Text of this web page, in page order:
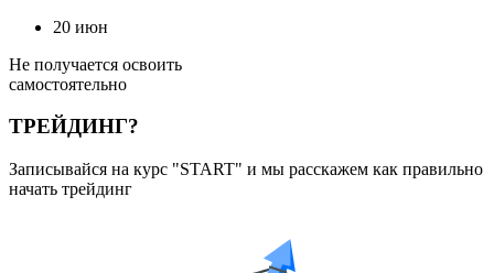
20 июн
Не получается освоить
самостоятельно
ТРЕЙДИНГ?
Записывайся на курс "START" и мы расскажем как правильно
начать трейдинг